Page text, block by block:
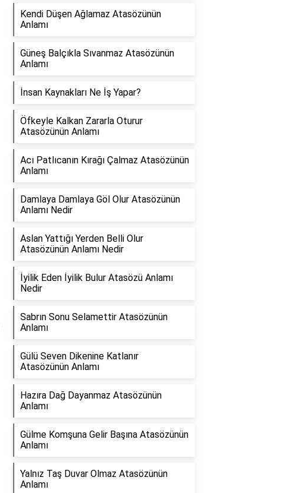
Kendi Düşen Ağlamaz Atasözünün
Anlamı
Güneş Balçıkla Sıvanmaz Atasözünün
Anlamı
İnsan Kaynakları Ne İş Yapar?
Öfkeyle Kalkan Zararla Oturur
Atasözünün Anlamı
Acı Patlıcanın Kırağı Çalmaz Atasözünün
Anlamı
Damlaya Damlaya Göl Olur Atasözünün
Anlamı Nedir
Aslan Yattığı Yerden Belli Olur
Atasözünün Anlamı Nedir
İyilik Eden İyilik Bulur Atasözü Anlamı
Nedir
Sabrın Sonu Selamettir Atasözünün
Anlamı
Gülü Seven Dikenine Katlanır
Atasözünün Anlamı
Hazıra Dağ Dayanmaz Atasözünün
Anlamı
Gülme Komşuna Gelir Başına Atasözünün
Anlamı
Yalnız Taş Duvar Olmaz Atasözünün
Anlamı